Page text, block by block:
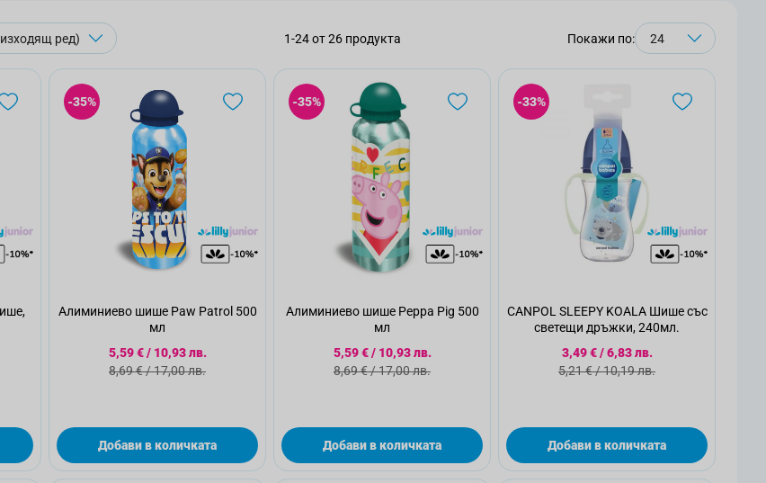
1-24от26продукта Покажи по:
-35%
Алиминиево шише Paw Patrol 500
мл
Специална цена
5,59 €/ 10,93 лв.
Стандартна цена
8,69 €/17,00 лв.
Добави в количката
-35%
Алиминиево шише Peppa Pig 500
мл
Специална цена
5,59 €/ 10,93 лв.
Стандартна цена
8,69 €/17,00 лв.
Добави в количката
-33%
CANPOL SLEEPY KOALA Шише със
светещи дръжки, 240мл.
Специална цена
3,49 €/6,83 лв.
Стандартна цена
5,21 €/10,19 лв.
Добави в количката